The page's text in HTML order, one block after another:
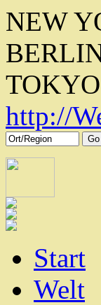
NEW
http://
Start
Welt